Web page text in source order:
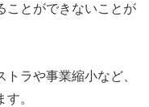
ことができないことが
ラや事業縮小など、
。